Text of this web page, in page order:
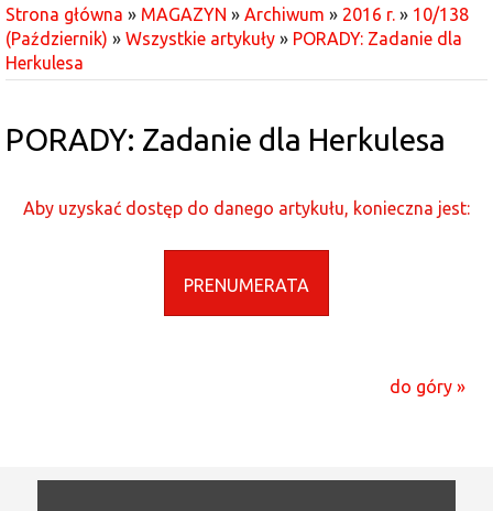
Strona główna » MAGAZYN » Archiwum » 2016 r. » 10/138
(Październik) » Wszystkie artykuły » PORADY: Zadanie dla
Herkulesa
PORADY: Zadanie dla Herkulesa
Aby uzyskać dostęp do danego artykułu, konieczna jest:
PRENUMERATA
do góry »